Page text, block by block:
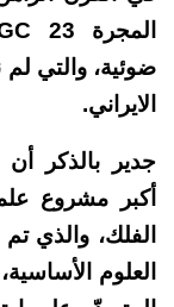
ضوئية، والتي
الايراني.
جدير بالذكر أن
أكبر مشروع
الفلك، والذي
العلوم